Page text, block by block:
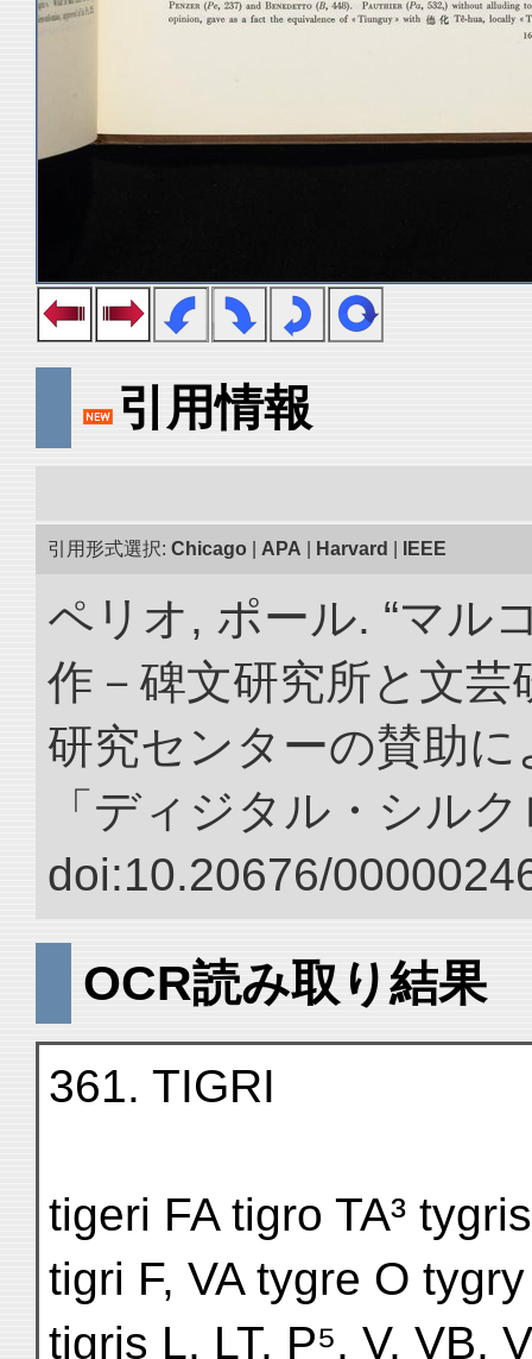
引用情報
引用形式選択: Chicago APA Harvard IEEE
ペリオ, ポール. “マル
作－碑文研究所と文
研究センターの賛助に
「ディジタル・シル
doi:10.20676/
OCR読み取り結果
361. TIGRI
tigeri FA tigro TA³
tigri F, VA tygre O
tigris L, LT, P⁵, V, VB,